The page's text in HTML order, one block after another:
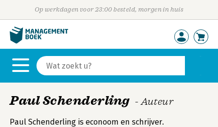
Op werkdagen voor 23:00 besteld, morgen in huis
Paul Schenderling - Auteur
Paul Schenderling is econoom en schrijver.